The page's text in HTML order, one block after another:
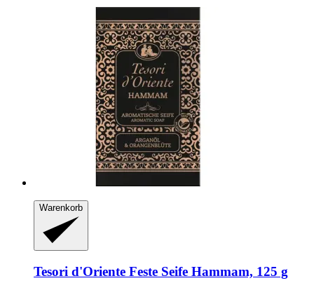
Warenkorb
Tesori d'Oriente Feste Seife Hammam, 125 g